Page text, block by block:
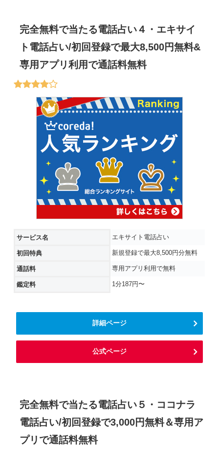
完全無料で当たる電話占い４・エキサイ
ト電話占い/初回登録で最大8,500円無料&
専用アプリ利用で通話料無料
サービス名 エキサイト電話占い
初回特典 新規登録で最大8,500円分無料
通話料 専用アプリ利用で無料
鑑定料 1分187円〜
詳細ページ
公式ページ
完全無料で当たる電話占い５・ココナラ
電話占い/初回登録で3,000円無料＆専用ア
プリで通話料無料